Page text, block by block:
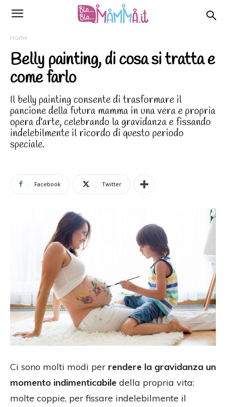
Home
Belly painting, di cosa si tratta e
come farlo
Il belly painting consente di trasformare il
pancione della futura mamma in una vera e propria
opera d'arte, celebrando la gravidanza e fissando
indelebilmente il ricordo di questo periodo
speciale.
Facebook Twitter
Ci sono molti modi per rendere la gravidanza un
momento indimenticabile della propria vita:
molte coppie, per fissare indelebilmente il